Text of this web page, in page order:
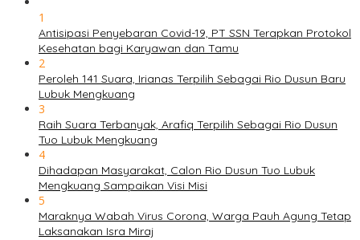
1
Antisipasi Penyebaran Covid-19, PT SSN Terapkan Protokol
Kesehatan bagi Karyawan dan Tamu
2
Peroleh 141 Suara, Irianas Terpilih Sebagai Rio Dusun Baru
Lubuk Mengkuang
3
Raih Suara Terbanyak, Arafiq Terpilih Sebagai Rio Dusun
Tuo Lubuk Mengkuang
4
Dihadapan Masyarakat, Calon Rio Dusun Tuo Lubuk
Mengkuang Sampaikan Visi Misi
5
Maraknya Wabah Virus Corona, Warga Pauh Agung Tetap
Laksanakan Isra Miraj